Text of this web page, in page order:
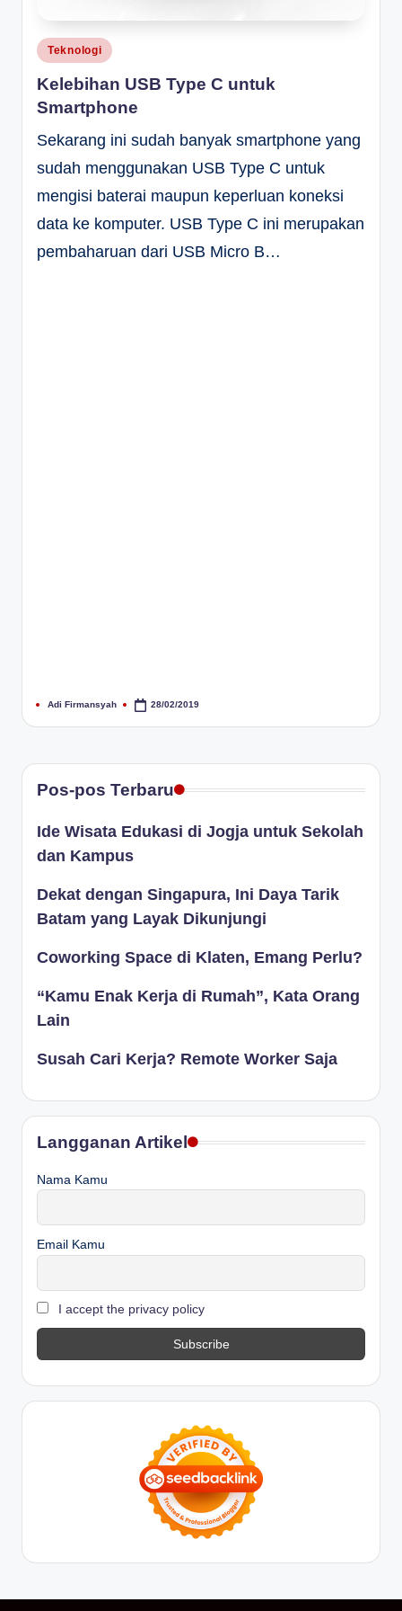
Posted
in
Teknologi
Kelebihan USB Type C untuk
Smartphone
Sekarang ini sudah banyak smartphone yang
sudah menggunakan USB Type C untuk
mengisi baterai maupun keperluan koneksi
data ke komputer. USB Type C ini merupakan
pembaharuan dari USB Micro B…
Posted
Adi Firmansyah 28/02/2019
Pos-pos Terbaru
Ide Wisata Edukasi di Jogja untuk Sekolah
dan Kampus
Dekat dengan Singapura, Ini Daya Tarik
Batam yang Layak Dikunjungi
Coworking Space di Klaten, Emang Perlu?
“Kamu Enak Kerja di Rumah”, Kata Orang
Lain
Susah Cari Kerja? Remote Worker Saja
Langganan Artikel
Nama Kamu
Email Kamu
I accept the privacy policy